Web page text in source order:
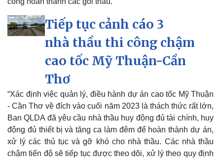
Tiếp tục cảnh cáo 3
nhà thầu thi công chậm
cao tốc Mỹ Thuận-Cần
Thơ
“Xác định việc quản lý, điều hành dự án cao tốc Mỹ Thuận
- Cần Thơ về đích vào cuối năm 2023 là thách thức rất lớn,
Ban QLDA đã yêu cầu nhà thầu huy động đủ tài chính, huy
động đủ thiết bị và tăng ca làm đêm để hoàn thành dự án,
xử lý các thủ tục và gỡ khó cho nhà thầu. Các nhà thầu
chậm tiến độ sẽ tiếp tục được theo dõi, xử lý theo quy định